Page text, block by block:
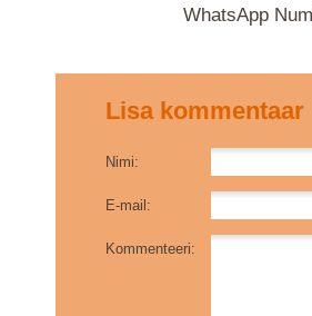
WhatsApp
Lisa kommentaar
Nimi:
E-mail:
Kommenteeri: